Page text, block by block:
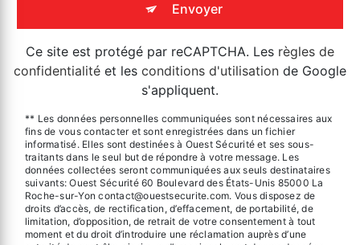
Envoyer
Ce site est protégé par reCAPTCHA. Les règles de
confidentialité et les conditions d'utilisation de Google
s'appliquent.
** Les données personnelles communiquées sont nécessaires aux
fins de vous contacter et sont enregistrées dans un fichier
informatisé. Elles sont destinées à Ouest Sécurité et ses sous-
traitants dans le seul but de répondre à votre message. Les
données collectées seront communiquées aux seuls destinataires
suivants: Ouest Sécurité 60 Boulevard des États-Unis 85000 La
Roche-sur-Yon contact@ouestsecurite.com. Vous disposez de
droits d’accès, de rectification, d’effacement, de portabilité, de
limitation, d’opposition, de retrait de votre consentement à tout
moment et du droit d’introduire une réclamation auprès d’une